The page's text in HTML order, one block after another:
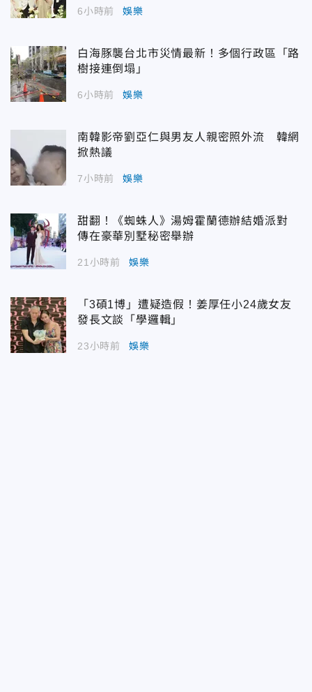
6小時前 娛樂
白海豚襲台北市災情最新！多個行政區「路
樹接連倒塌」
6小時前 娛樂
南韓影帝劉亞仁與男友人親密照外流 韓網
掀熱議
7小時前 娛樂
甜翻！《蜘蛛人》湯姆霍蘭德辦結婚派對
傳在豪華別墅秘密舉辦
21小時前 娛樂
「3碩1博」遭疑造假！姜厚任小24歲女友
發長文談「學邏輯」
23小時前 娛樂